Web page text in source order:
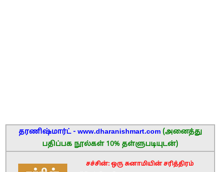
தரணிஷ்மார்ட் - www.dharanishmart.com (அனைத்து
பதிப்பக நூல்கள் 10% தள்ளுபடியுடன்)
சச்சின்: ஒரு சுனாமியின் சரித்திரம்